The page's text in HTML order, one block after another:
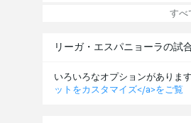
すべ
リーガ・エスパニョーラの試
いろいろなオプションがありま
ットをカスタマイズ</a>をご覧